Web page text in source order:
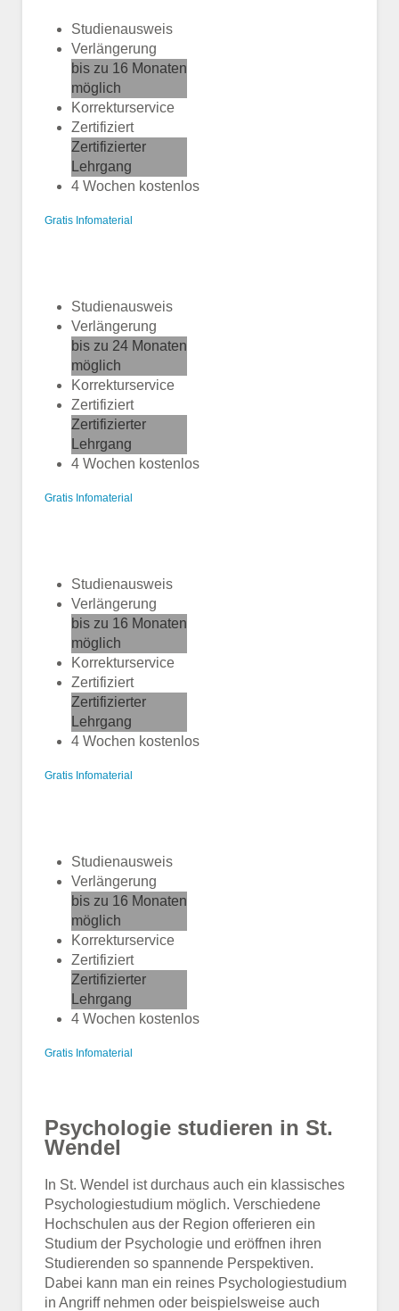
Studienausweis
Verlängerung
bis zu 16 Monaten
möglich
Korrekturservice
Zertifiziert
Zertifizierter
Lehrgang
4 Wochen kostenlos
Gratis Infomaterial
Studienausweis
Verlängerung
bis zu 24 Monaten
möglich
Korrekturservice
Zertifiziert
Zertifizierter
Lehrgang
4 Wochen kostenlos
Gratis Infomaterial
Studienausweis
Verlängerung
bis zu 16 Monaten
möglich
Korrekturservice
Zertifiziert
Zertifizierter
Lehrgang
4 Wochen kostenlos
Gratis Infomaterial
Studienausweis
Verlängerung
bis zu 16 Monaten
möglich
Korrekturservice
Zertifiziert
Zertifizierter
Lehrgang
4 Wochen kostenlos
Gratis Infomaterial
Psychologie studieren in St.
Wendel
In St. Wendel ist durchaus auch ein klassisches
Psychologiestudium möglich. Verschiedene
Hochschulen aus der Region offerieren ein
Studium der Psychologie und eröffnen ihren
Studierenden so spannende Perspektiven.
Dabei kann man ein reines Psychologiestudium
in Angriff nehmen oder beispielsweise auch